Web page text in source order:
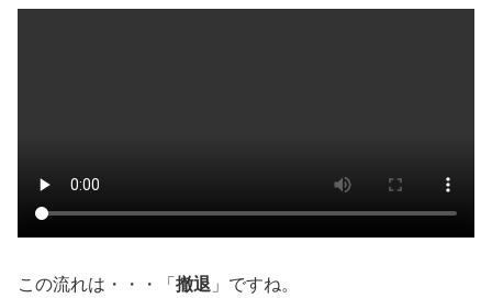
この流れは・・・「撤退 」ですね。